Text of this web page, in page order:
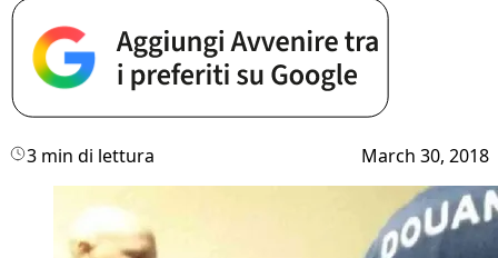
3 min di lettura March 30, 2018